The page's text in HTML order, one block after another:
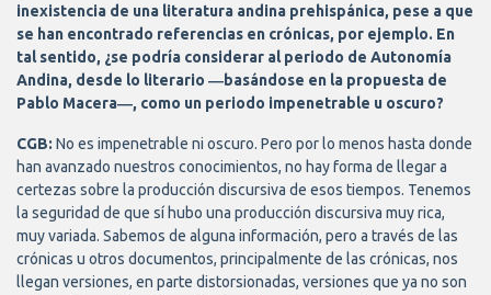
inexistencia de una literatura andina prehispánica, pese a que
se han encontrado referencias en crónicas, por ejemplo. En
tal sentido, ¿se podría considerar al periodo de Autonomía
Andina, desde lo literario ―basándose en la propuesta de
Pablo Macera―, como un periodo impenetrable u oscuro?
CGB: No es impenetrable ni oscuro. Pero por lo menos hasta donde
han avanzado nuestros conocimientos, no hay forma de llegar a
certezas sobre la producción discursiva de esos tiempos. Tenemos
la seguridad de que sí hubo una producción discursiva muy rica,
muy variada. Sabemos de alguna información, pero a través de las
crónicas u otros documentos, principalmente de las crónicas, nos
llegan versiones, en parte distorsionadas, versiones que ya no son